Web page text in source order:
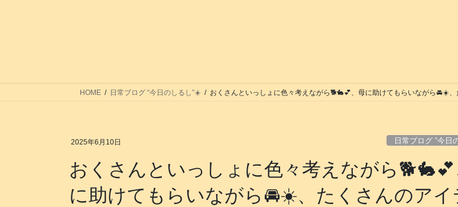
HOME 日常ブログ “今日のしるし”☀️ おくさんといっしょに色々考えながら🐕️🐇💕、母に助けてもらいながら🚘️☀️
2025年6月10日 日常ブログ “今日
おくさんといっしょに色々考えながら
に助けてもらいながら🚘️☀️、たくさんのアイ